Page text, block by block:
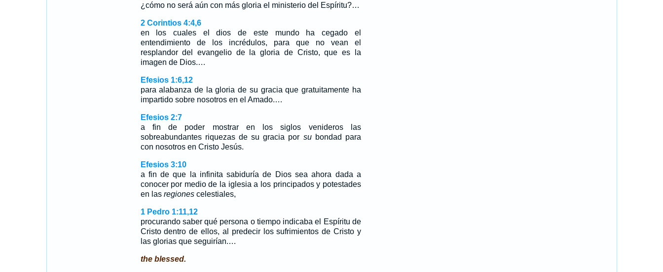
¿cómo no será aún con más gloria el ministerio del Espíritu?…
2 Corintios 4:4,6
en los cuales el dios de este mundo ha cegado el
entendimiento de los incrédulos, para que no vean el
resplandor del evangelio de la gloria de Cristo, que es la
imagen de Dios.…
Efesios 1:6,12
para alabanza de la gloria de su gracia que gratuitamente ha
impartido sobre nosotros en el Amado.…
Efesios 2:7
a fin de poder mostrar en los siglos venideros las
sobreabundantes riquezas de su gracia por subondad para
con nosotros en Cristo Jesús.
Efesios 3:10
a fin de que la infinita sabiduría de Dios sea ahora dada a
conocer por medio de la iglesia a los principados y potestades
en las regionescelestiales,
1 Pedro 1:11,12
procurando saber qué persona o tiempo indicaba el Espíritu de
Cristo dentro de ellos, al predecir los sufrimientos de Cristo y
las glorias que seguirían.…
the blessed.